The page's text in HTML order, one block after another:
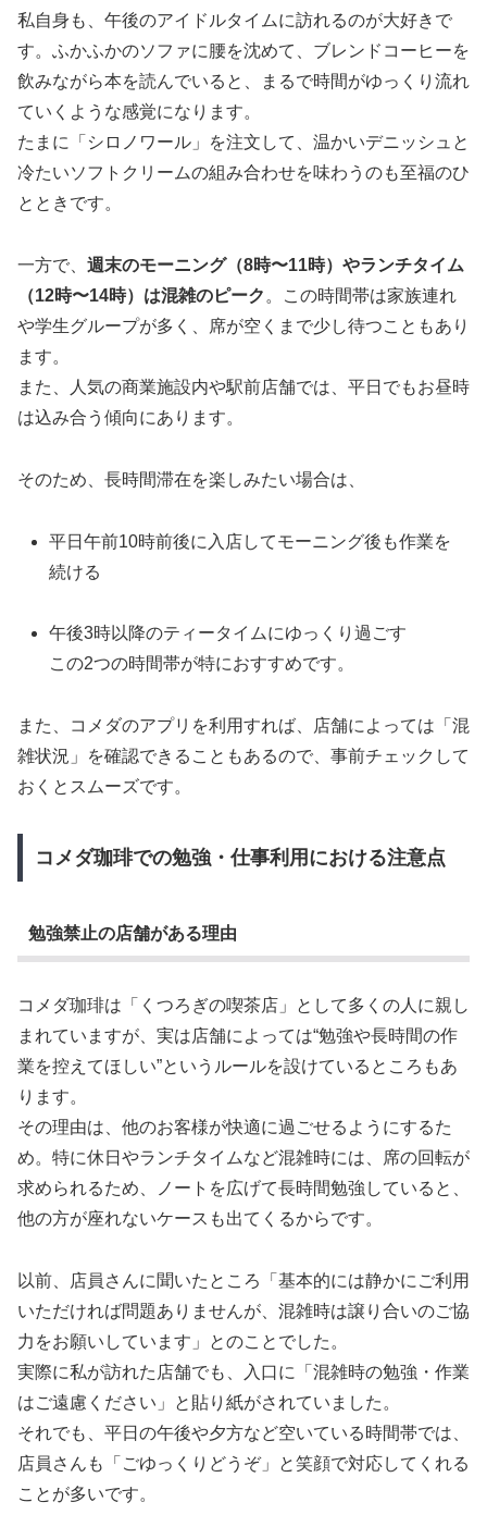
私自身も、午後のアイドルタイムに訪れるのが大好きで
す。ふかふかのソファに腰を沈めて、ブレンドコーヒーを
飲みながら本を読んでいると、まるで時間がゆっくり流れ
ていくような感覚になります。
たまに「シロノワール」を注文して、温かいデニッシュと
冷たいソフトクリームの組み合わせを味わうのも至福のひ
とときです。
一方で、 週末のモーニング（8時〜11時）やランチタイム
（12時〜14時）は混雑のピーク 。この時間帯は家族連れ
や学生グループが多く、席が空くまで少し待つこともあり
ます。
また、人気の商業施設内や駅前店舗では、平日でもお昼時
は込み合う傾向にあります。
そのため、長時間滞在を楽しみたい場合は、
平日午前10時前後に入店してモーニング後も作業を
続ける
午後3時以降のティータイムにゆっくり過ごす
この2つの時間帯が特におすすめです。
また、コメダのアプリを利用すれば、店舗によっては「混
雑状況」を確認できることもあるので、事前チェックして
おくとスムーズです。
コメダ珈琲での勉強・仕事利用における注意点
勉強禁止の店舗がある理由
コメダ珈琲は「くつろぎの喫茶店」として多くの人に親し
まれていますが、実は店舗によっては“勉強や長時間の作
業を控えてほしい”というルールを設けているところもあ
ります。
その理由は、他のお客様が快適に過ごせるようにするた
め。特に休日やランチタイムなど混雑時には、席の回転が
求められるため、ノートを広げて長時間勉強していると、
他の方が座れないケースも出てくるからです。
以前、店員さんに聞いたところ「基本的には静かにご利用
いただければ問題ありませんが、混雑時は譲り合いのご協
力をお願いしています」とのことでした。
実際に私が訪れた店舗でも、入口に「混雑時の勉強・作業
はご遠慮ください」と貼り紙がされていました。
それでも、平日の午後や夕方など空いている時間帯では、
店員さんも「ごゆっくりどうぞ」と笑顔で対応してくれる
ことが多いです。